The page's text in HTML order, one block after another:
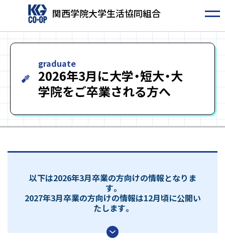
関西学院大学生活協同組合
graduate
2026年3月に大学・短大・大
学院をご卒業される方へ
以下は2026年3月卒業の方向けの情報となりま
す。
2027年3月卒業の方向けの情報は12月頃に公開い
たします。